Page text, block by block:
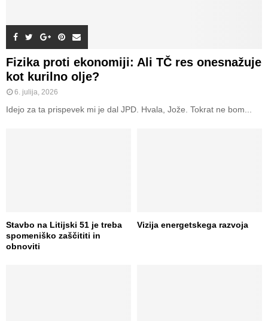
Fizika proti ekonomiji: Ali TČ res onesnažuje
kot kurilno olje?
6. julija, 2026
Idejo za ta prispevek mi je dal JPD. Hvala, Jože. Tokrat ne bom...
Stavbo na Litijski 51 je treba
spomeniško zaščititi in
obnoviti
Vizija energetskega razvoja